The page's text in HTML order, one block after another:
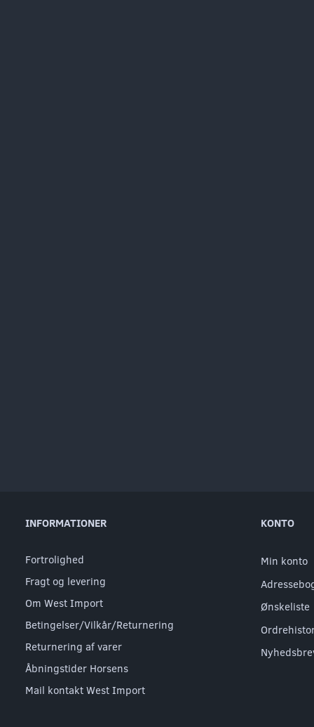
INFORMATIONER
Fortrolighed
Fragt og levering
Om West Import
Betingelser/Vilkår/Returnering
Returnering af varer
Åbningstider Horsens
Mail kontakt West Import
KONTO
Min konto
Ønskeliste